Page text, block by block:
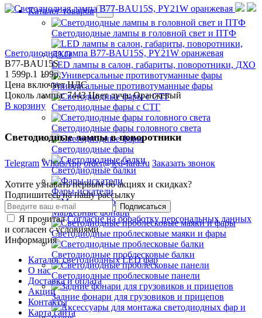
Каталог товаров
Светодиодные лампы в головной свет и ПТФ
LED лампы в салон, габариты, поворотники, ДХО
Универсальные противотуманные фары
Светодиодные фары с СТГ
Светодиодные фары головного света
Светодиодные фары
Светодиодные балки
Фары-искатели
Маркерные фонари
Светодиодные проблесковые маяки и фары
Светодиодные проблесковые балки
Светодиодные проблесковые панели
Задние фонари для грузовиков и прицепов
Светодиодная лампа B77-BAU15S, PY21W оранжевая
B77-BAU15S
1 599р.1 199р.
Цена включает НДС
Цоколь лампы: 7443 Цвет луча: Оранжевый
В корзину
Светодиодные лампы в поворотники
Telegram WhatsApp order@led-fara.ru Заказать звонок
Хотите узнавать первым об акциях и скидках?
Подпишитесь на нашу рассылку
Подписаться
Я прочиталСогласие на обработку персональных данных
и согласен с условиями
Информация
Каталог светодиодных LED фар
О нас
Доставка и оплата
Акции
Контакты
Карта сайта